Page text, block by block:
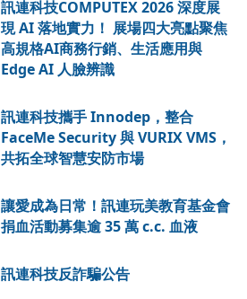
訊連科技COMPUTEX 2026 深度展
現 AI 落地實力！ 展場四大亮點聚焦
高規格AI商務行銷、生活應用與
Edge AI 人臉辨識
訊連科技攜手 Innodep，整合
FaceMe Security 與 VURIX VMS，
共拓全球智慧安防市場
讓愛成為日常！訊連玩美教育基金會
捐血活動募集逾 35 萬 c.c. 血液
訊連科技反詐騙公告